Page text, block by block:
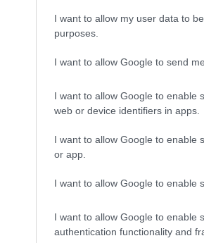
I want to allow my user data to
purposes.
I want to allow Google to send
I want to allow Google to enable
web or device identifiers in apps.
I want to allow Google to enable
or app.
I want to allow Google to enable
I want to allow Google to enable
authentication functionality and
RTL+-on!
az elsők között legyen a Google-